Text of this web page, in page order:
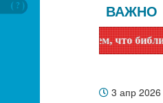
ВАЖНО
что библиотеки с 1
3 апр 2026